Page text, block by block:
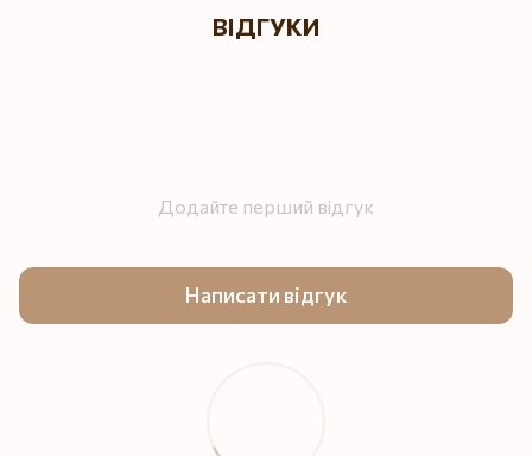
ВІДГУКИ
Додайте перший відгук
Написати відгук